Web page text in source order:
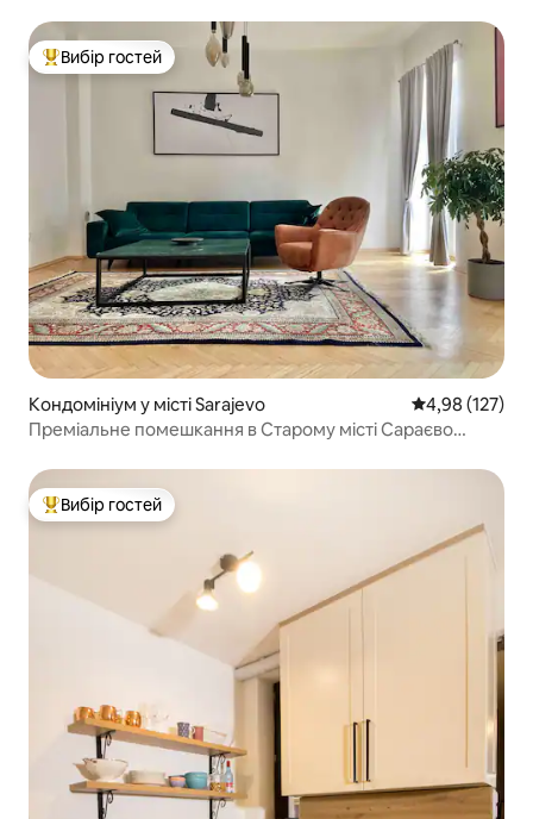
Топ вибір гостей
Вибір гостей
Кондомініум у місті Sarajevo Середня
4,98 (127)
Преміальне помешкання в Старому місті Сараєво
Топ вибір гостей
Вибір гостей